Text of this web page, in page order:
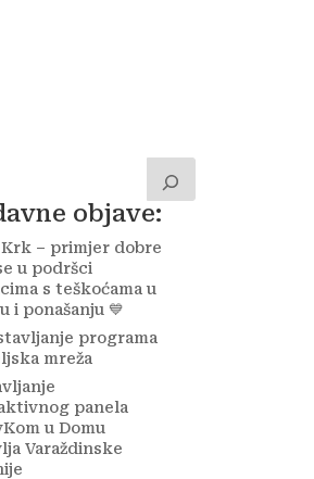
objave:
Krk – primjer dobre
u podršci
s teškoćama u
i ponašanju 💙
programa
mreža
panela
u Domu
Varaždinske